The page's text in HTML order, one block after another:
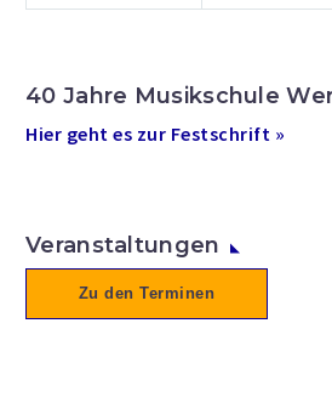
40 Jahre Musikschule
Hier geht es zur Festschrift »
Veranstaltungen
Zu den Terminen